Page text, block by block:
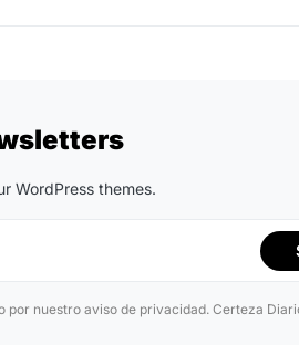
WordPress themes.
nuestro aviso de privacidad. Certeza